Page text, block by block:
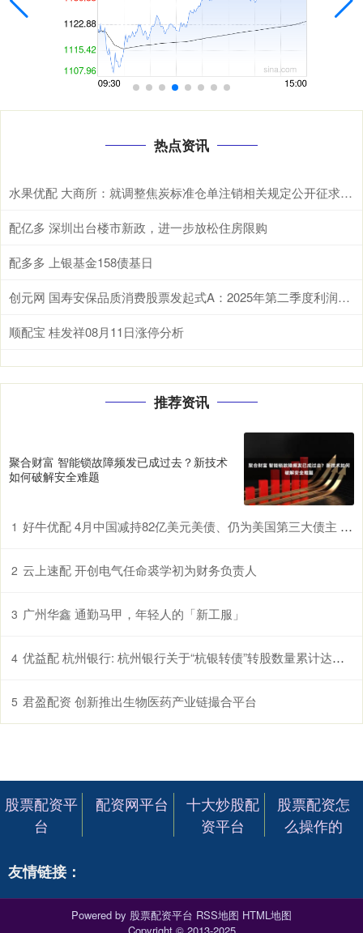
热点资讯
水果优配 大商所：就调整焦炭标准仓单注销相关规定公开征求意见
配亿多 深圳出台楼市新政，进一步放松住房限购
配多多 上银基金158债基日
创元网 国寿安保品质消费股票发起式A：2025年第二季度利润129万元 净值增长率14%
顺配宝 桂发祥08月11日涨停分析
推荐资讯
聚合财富 智能锁故障频发已成过去？新技术
如何破解安全难题
1 好牛优配 4月中国减持82亿美元美债、仍为美国第三大债主 日本、英国增持
2 云上速配 开创电气任命裘学初为财务负责人
3 广州华鑫 通勤马甲，年轻人的「新工服」
4 优益配 杭州银行: 杭州银行关于“杭银转债”转股数量累计达到转股前公司已发行股份总额10%暨股份变动的公告
5 君盈配资 创新推出生物医药产业链撮合平台
股票配资平
台
配资网平台
十大炒股配
资平台
股票配资怎
么操作的
友情链接：
Powered by 股票配资平台 RSS地图 HTML地图